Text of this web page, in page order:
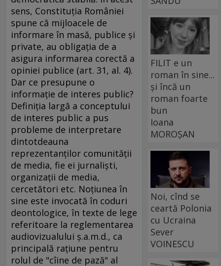
sens, Constituţia României
spune că mijloacele de
informare în masă, publice şi
private, au obligaţia de a
asigura informarea corectă a
opiniei publice (art. 31, al. 4).
Dar ce presupune o
informaţie de interes public?
Definiţia largă a conceptului
de interes public a pus
probleme de interpretare
dintotdeauna
reprezentanţilor comunităţii
de media, fie ei jurnalişti,
organizaţii de media,
cercetători etc. Noţiunea în
sine este invocată în coduri
deontologice, în texte de lege
referitoare la reglementarea
audiovizualului ş.a.m.d., ca
principală raţiune pentru
rolul de "cîine de pază" al
FILIT e un
roman în sine...
și încă un
roman foarte
bun
Ioana
MOROȘAN
Noi, cînd se
ceartă Polonia
cu Ucraina
Sever
VOINESCU